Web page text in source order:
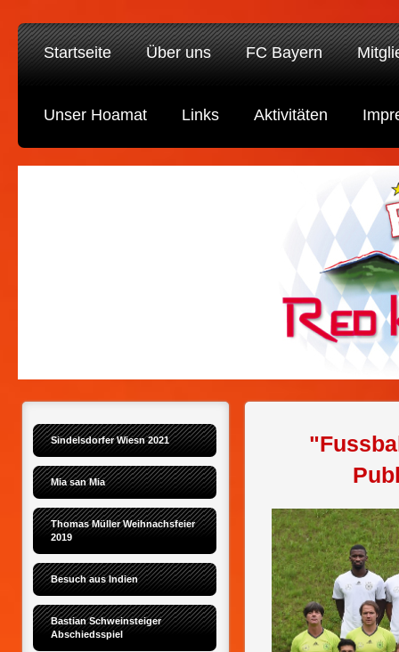
Startseite Über uns FC Bayern
Unser Hoamat Links Aktivitäten
Sindelsdorfer Wiesn 2021
Mia san Mia
Thomas Müller Weihnachsfeier
2019
Besuch aus Indien
Bastian Schweinsteiger
Abschiedsspiel
Public